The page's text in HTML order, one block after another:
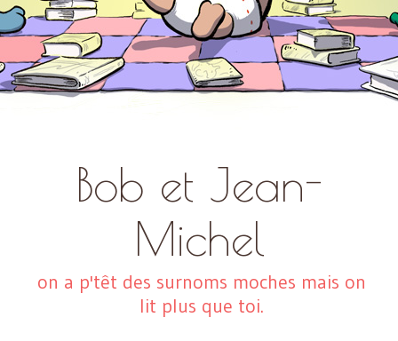
Bob et Jean-
Michel
on a p'têt des surnoms moches mais on
lit plus que toi.